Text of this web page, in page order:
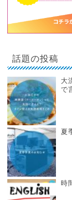
話題の投稿
大
で
夏
時